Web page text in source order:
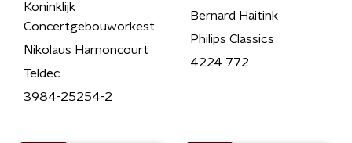
Koninklijk
Concertgebouworkest
Nikolaus Harnoncourt
Teldec
3984-25254-2
Bernard Haitink
Philips Classics
4224 772